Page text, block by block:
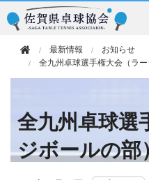
最新情報
お知らせ
全九州卓球選手権大会（ラ
全九州卓球選
ジボールの部